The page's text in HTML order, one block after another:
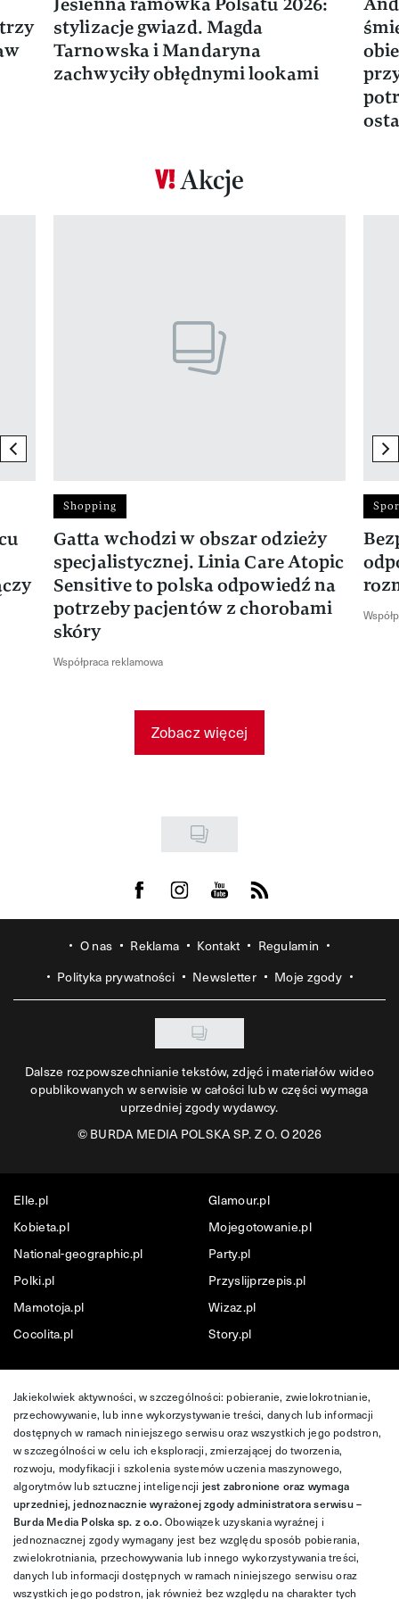
stylizacje gwiazd. Magda
Tarnowska i Mandaryna
zachwyciły obłędnymi lookami
Akcje
previous element
Shopping
Gatta wchodzi w obszar odzieży
specjalistycznej. Linia Care Atopic
Sensitive to polska odpowiedź na
potrzeby pacjentów z chorobami
skóry
Współpraca reklamowa
Zobacz więcej
Visit us on Facebook
Visit us on Instagram
Visit us on Youtube
Visit us on Rss
O nas Reklama Kontakt
Regulamin
Polityka prywatności
Newsletter Moje zgody
Dalsze rozpowszechnianie tekstów, zdjęć i materiałów wideo
opublikowanych w serwisie w całości lub w części wymaga
uprzedniej zgody wydawcy.
©BURDA MEDIA POLSKA SP. Z O. O 2026
Elle.pl
Glamour.pl
Kobieta.pl
Mojegotowanie.pl
National-geographic.pl
Party.pl
Polki.pl
Przyslijprzepis.pl
Mamotoja.pl
Wizaz.pl
Cocolita.pl
Story.pl
Jakiekolwiek aktywności, w szczególności: pobieranie, zwielokrotnianie,
przechowywanie, lub inne wykorzystywanie treści, danych lub informacji
dostępnych w ramach niniejszego serwisu oraz wszystkich jego podstron,
w szczególności w celu ich eksploracji, zmierzającej do tworzenia,
rozwoju, modyfikacji i szkolenia systemów uczenia maszynowego,
algorytmów lub sztucznej inteligencji jest zabronione oraz wymaga
uprzedniej, jednoznacznie wyrażonej zgody administratora serwisu –
Burda Media Polska sp. z o.o.Obowiązek uzyskania wyraźnej i
jednoznacznej zgody wymagany jest bez względu sposób pobierania,
zwielokrotniania, przechowywania lub innego wykorzystywania treści,
danych lub informacji dostępnych w ramach niniejszego serwisu oraz
wszystkich jego podstron, jak również bez względu na charakter tych